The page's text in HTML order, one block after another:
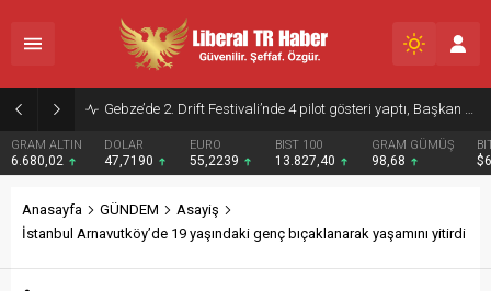
Gebze’de 2. Drift Festivali’nde 4 pilot gösteri yaptı, Başkan da piste çıktı
GRAM ALTIN
6.680,02
DOLAR
47,7190
EURO
55,2239
BIST 100
13.827,40
GRAM GÜMÜŞ
98,68
Anasayfa GÜNDEM
Asayiş
İstanbul Arnavutköy’de 19 yaşındaki genç bıçaklanarak yaşamını yitirdi